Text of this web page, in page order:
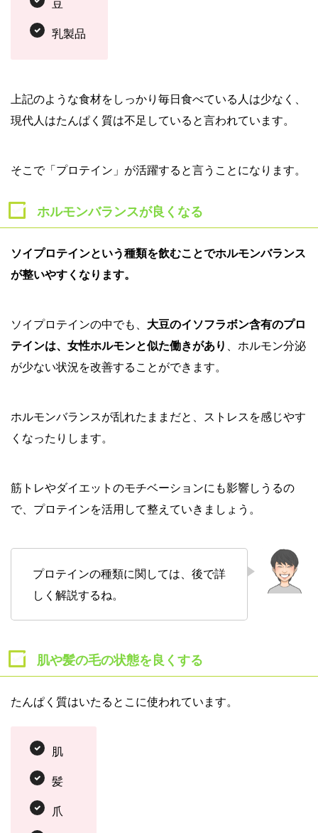
豆
乳製品
上記のような食材をしっかり毎日食べている人は少なく、
現代人はたんぱく質は不足していると言われています。
そこで「プロテイン」が活躍すると言うことになります。
ホルモンバランスが良くなる
ソイプロテインという種類を飲むことでホルモンバランス
が整いやすくなります。
ソイプロテインの中でも、 大豆のイソフラボン含有のプロ
テインは、女性ホルモンと似た働きがあり 、ホルモン分泌
が少ない状況を改善することができます。
ホルモンバランスが乱れたままだと、ストレスを感じやす
くなったりします。
筋トレやダイエットのモチベーションにも影響しうるの
で、プロテインを活用して整えていきましょう。
プロテインの種類に関しては、後で詳
しく解説するね。
肌や髪の毛の状態を良くする
たんぱく質はいたるとこに使われています。
肌
髪
爪